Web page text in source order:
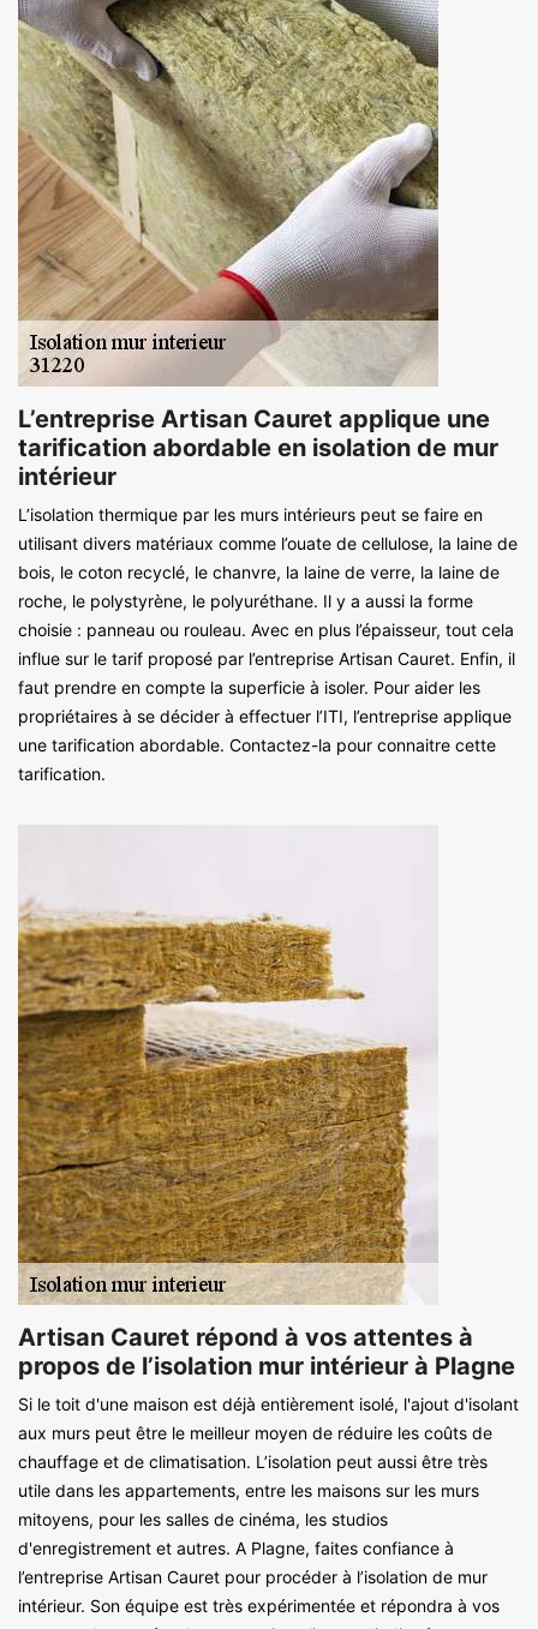
L’entreprise Artisan Cauret applique une
tarification abordable en isolation de mur
intérieur
L’isolation thermique par les murs intérieurs peut se faire en
utilisant divers matériaux comme l’ouate de cellulose, la laine de
bois, le coton recyclé, le chanvre, la laine de verre, la laine de
roche, le polystyrène, le polyuréthane. Il y a aussi la forme
choisie : panneau ou rouleau. Avec en plus l’épaisseur, tout cela
influe sur le tarif proposé par l’entreprise Artisan Cauret. Enfin, il
faut prendre en compte la superficie à isoler. Pour aider les
propriétaires à se décider à effectuer l’ITI, l’entreprise applique
une tarification abordable. Contactez-la pour connaitre cette
tarification.
Artisan Cauret répond à vos attentes à
propos de l’isolation mur intérieur à Plagne
Si le toit d'une maison est déjà entièrement isolé, l'ajout d'isolant
aux murs peut être le meilleur moyen de réduire les coûts de
chauffage et de climatisation. L’isolation peut aussi être très
utile dans les appartements, entre les maisons sur les murs
mitoyens, pour les salles de cinéma, les studios
d'enregistrement et autres. A Plagne, faites confiance à
l’entreprise Artisan Cauret pour procéder à l’isolation de mur
intérieur. Son équipe est très expérimentée et répondra à vos